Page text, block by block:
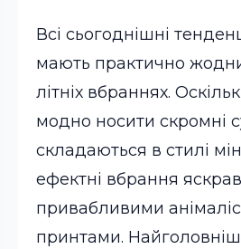
Всі сьогоднішні
мають практично
літніх вбраннях.
модно носити скромні
складаються в стилі
ефектні вбрання
привабливими
принтами.